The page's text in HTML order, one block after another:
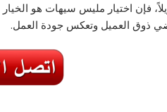
فإن اختيار مليس سيهات هو الخيار
ذوق العميل وتعكس جودة العمل.